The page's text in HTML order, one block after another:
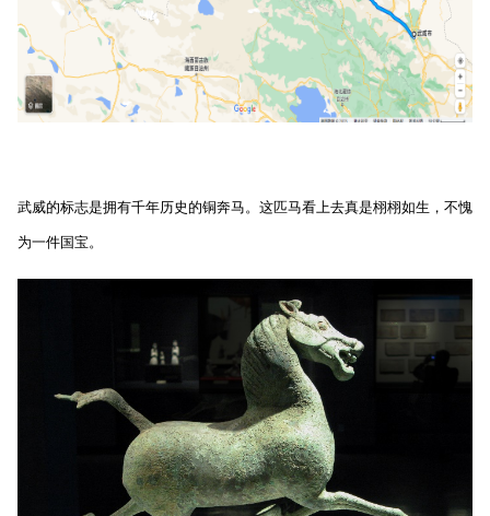
武威的标志是拥有千年历史的铜奔马。这匹马看上去真是栩栩如生，不愧
为一件国宝。